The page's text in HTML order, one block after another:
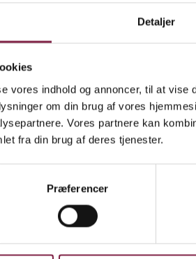
Detaljer
vores indhold og annoncer, til at
om din brug af vores
Vores partnere kan
fra din brug af deres tjenester.
Præferencer
nye har ingen viden om eller
har ikke nået at bevillige
for at indhente
bliver til to, og store
(fra)sortering blandt teatrene,
Det truer udviklingen og